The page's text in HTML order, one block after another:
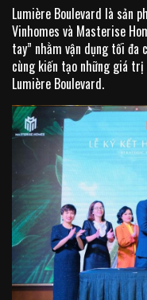
Lumière Boulevard là sản
Vinhomes và Masterise
tay” nhằm vận dụng tối đa
cùng kiến tạo những giá
Lumière Boulevard.